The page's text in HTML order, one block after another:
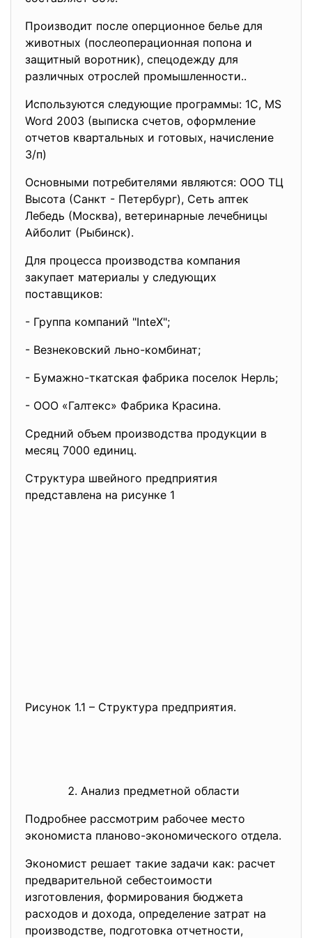
Производит после оперционное белье для
животных (послеоперационная попона и
защитный воротник), спецодежду для
различных отрослей промышленности..
Используются следующие программы: 1С, MS
Word 2003 (выписка счетов, оформление
отчетов квартальных и готовых, начисление
З/п)
Основными потребителями являются: OOO ТЦ
Высота (Санкт - Петербург), Сеть аптек
Лебедь (Москва), ветеринарные лечебницы
Айболит (Рыбинск).
Для процесса производства компания
закупает материалы у следующих
поставщиков:
- Группа компаний "InteX";
- Везнековский льно-комбинат;
- Бумажно-ткатская фабрика поселок Нерль;
- ООО «Галтекс» Фабрика Красина.
Средний объем производства продукции в
месяц 7000 единиц.
Структура швейного предприятия
представлена на рисунке 1
Рисунок 1.1 – Структура предприятия.
Анализ предметной области
Подробнее рассмотрим рабочее место
экономиста планово-экономического отдела.
Экономист решает такие задачи как: расчет
предварительной себестоимости
изготовления, формирования бюджета
расходов и дохода, определение затрат на
производстве, подготовка отчетности,